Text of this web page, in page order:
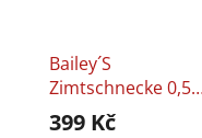
Bailey´s
Zimtschnecke 0,5l
17%
399 Kč